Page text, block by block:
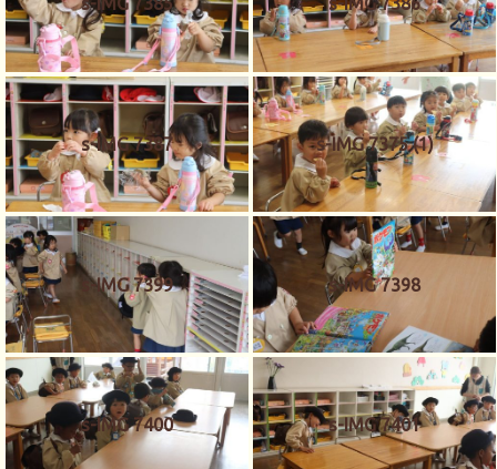
s-IMG 7387 s-IMG 7375 (1)
s-IMG 7399 s-IMG 7398
s-IMG 7400 s-IMG 7401